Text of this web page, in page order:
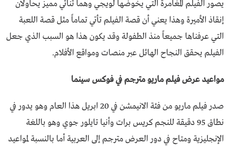
يصور الفيلم المغامرة التي يخوضها لويجي وهما ثنائي مميز يحاولان
إنقاذ الأميرة وهذا يعني أن قصة الفيلم تأتي تماماً مثل قصة اللعبة
التي عرفناها جميعاً منذ الطفولة وقد يكون هذا هو السبب الذي جعل
الفيلم يحقق النجاح الهائل عبر منصات ومواقع الأفلام.
مواعيد عرض فيلم ماريو مترجم في فوكس سينما
صدر فيلم ماريو من فئة الانيمشن في 20 ابريل هذا العام وهو يدور في
نطاق 95 دقيقة للنجم كريس برات وأنيا تايلور جوي وهو باللغة
الإنجليزية ومتاح في دور العرض مترجم إلى العربية أما بالنسبة لمواعيد